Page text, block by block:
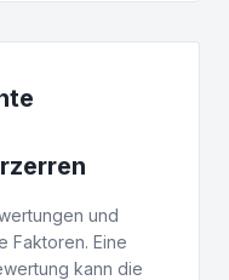
und
Faktoren. Eine
kann die